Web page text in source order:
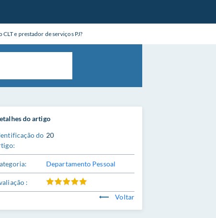
e prestador de serviços PJ?
do artigo
do 20
Departamento Pessoal
:
Voltar